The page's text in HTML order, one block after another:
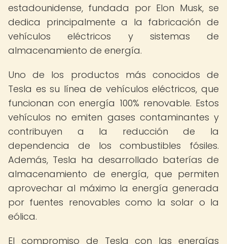
estadounidense, fundada por Elon Musk, se
dedica principalmente a la fabricación de
vehículos eléctricos y sistemas de
almacenamiento de energía.
Uno de los productos más conocidos de
Tesla es su línea de vehículos eléctricos, que
funcionan con energía 100% renovable. Estos
vehículos no emiten gases contaminantes y
contribuyen a la reducción de la
dependencia de los combustibles fósiles.
Además, Tesla ha desarrollado baterías de
almacenamiento de energía, que permiten
aprovechar al máximo la energía generada
por fuentes renovables como la solar o la
eólica.
El compromiso de Tesla con las energías